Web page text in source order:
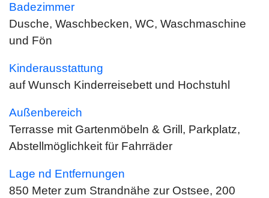
Badezimmer
Dusche, Waschbecken, WC, Waschmaschine
und Fön
Kinderausstattung
auf Wunsch Kinderreisebett und Hochstuhl
Außenbereich
Terrasse mit Gartenmöbeln & Grill, Parkplatz,
Abstellmöglichkeit für Fahrräder
Lage nd Entfernungen
850 Meter zum Strandnähe zur Ostsee, 200